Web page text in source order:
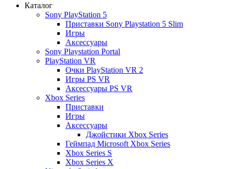
Каталог
Sony PlayStation 5
Приставки Sony Playstation 5 Slim
Игры
Аксессуары
Sony Playstation Portal
PlayStation VR
Очки PlayStation VR 2
Игры PS VR
Аксессуары PS VR
Xbox Series
Приставки
Игры
Аксессуары
Джойстики Xbox Series
Геймпад Microsoft Xbox Series
Xbox Series S
Xbox Series X